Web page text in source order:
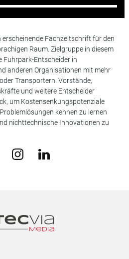
Fachzeitschrift für den
Raum. Zielgruppe in diesem
Fuhrpark-Entscheider in
anderen Organisationen mit mehr
Transportern. Vorstände,
und weitere Entscheider
um Kostensenkungspotenziale
kennen zu lernen
nichttechnische Innovationen zu